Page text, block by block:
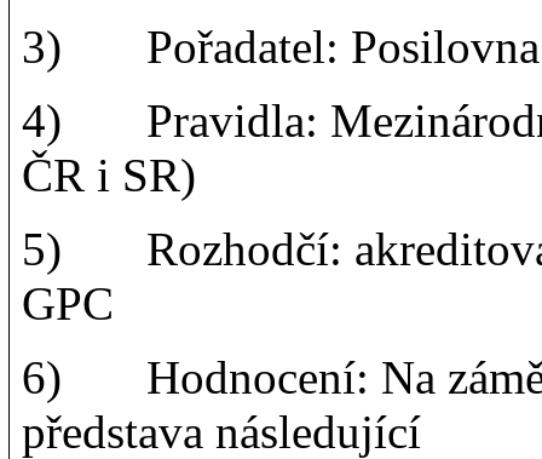
3) Pořadatel: Posilovna
4) Pravidla:
ČR i SR)
5) Rozhodčí:
GPC
6) Hodnocení: Na
představa následující